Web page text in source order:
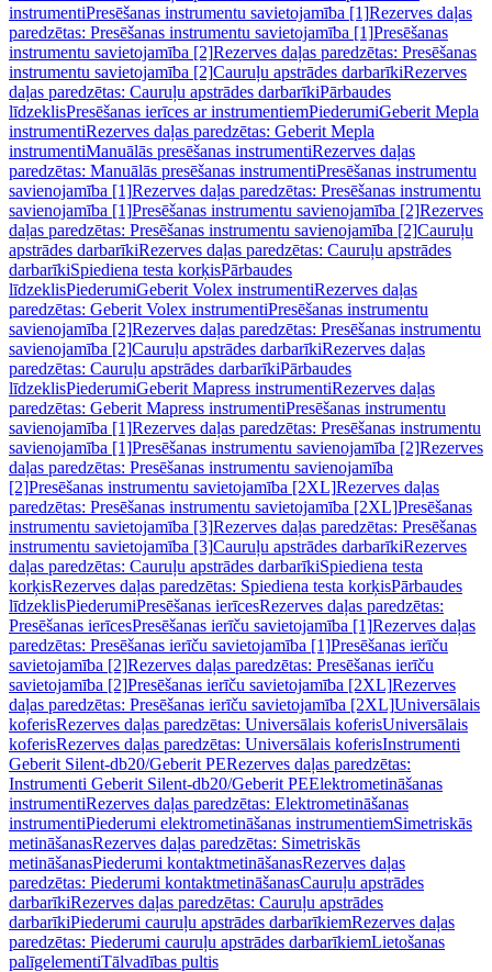
instrumentiPresēšanas instrumentu savietojamība [1]Rezerves daļas
paredzētas: Presēšanas instrumentu savietojamība [1]Presēšanas
instrumentu savietojamība [2]Rezerves daļas paredzētas: Presēšanas
instrumentu savietojamība [2]Cauruļu apstrādes darbarīkiRezerves
daļas paredzētas: Cauruļu apstrādes darbarīkiPārbaudes
līdzeklisPresēšanas ierīces ar instrumentiemPiederumiGeberit Mepla
instrumentiRezerves daļas paredzētas: Geberit Mepla
instrumentiManuālās presēšanas instrumentiRezerves daļas
paredzētas: Manuālās presēšanas instrumentiPresēšanas instrumentu
savienojamība [1]Rezerves daļas paredzētas: Presēšanas instrumentu
savienojamība [1]Presēšanas instrumentu savienojamība [2]Rezerves
daļas paredzētas: Presēšanas instrumentu savienojamība [2]Cauruļu
apstrādes darbarīkiRezerves daļas paredzētas: Cauruļu apstrādes
darbarīkiSpiediena testa korķisPārbaudes
līdzeklisPiederumiGeberit Volex instrumentiRezerves daļas
paredzētas: Geberit Volex instrumentiPresēšanas instrumentu
savienojamība [2]Rezerves daļas paredzētas: Presēšanas instrumentu
savienojamība [2]Cauruļu apstrādes darbarīkiRezerves daļas
paredzētas: Cauruļu apstrādes darbarīkiPārbaudes
līdzeklisPiederumiGeberit Mapress instrumentiRezerves daļas
paredzētas: Geberit Mapress instrumentiPresēšanas instrumentu
savienojamība [1]Rezerves daļas paredzētas: Presēšanas instrumentu
savienojamība [1]Presēšanas instrumentu savienojamība [2]Rezerves
daļas paredzētas: Presēšanas instrumentu savienojamība
[2]Presēšanas instrumentu savietojamība [2XL]Rezerves daļas
paredzētas: Presēšanas instrumentu savietojamība [2XL]Presēšanas
instrumentu savietojamība [3]Rezerves daļas paredzētas: Presēšanas
instrumentu savietojamība [3]Cauruļu apstrādes darbarīkiRezerves
daļas paredzētas: Cauruļu apstrādes darbarīkiSpiediena testa
korķisRezerves daļas paredzētas: Spiediena testa korķisPārbaudes
līdzeklisPiederumiPresēšanas ierīcesRezerves daļas paredzētas:
Presēšanas ierīcesPresēšanas ierīču savietojamība [1]Rezerves daļas
paredzētas: Presēšanas ierīču savietojamība [1]Presēšanas ierīču
savietojamība [2]Rezerves daļas paredzētas: Presēšanas ierīču
savietojamība [2]Presēšanas ierīču savietojamība [2XL]Rezerves
daļas paredzētas: Presēšanas ierīču savietojamība [2XL]Universālais
koferisRezerves daļas paredzētas: Universālais koferisUniversālais
koferisRezerves daļas paredzētas: Universālais koferisInstrumenti
Geberit Silent-db20/Geberit PERezerves daļas paredzētas:
Instrumenti Geberit Silent-db20/Geberit PEElektrometināšanas
instrumentiRezerves daļas paredzētas: Elektrometināšanas
instrumentiPiederumi elektrometināšanas instrumentiemSimetriskās
metināšanasRezerves daļas paredzētas: Simetriskās
metināšanasPiederumi kontaktmetināšanasRezerves daļas
paredzētas: Piederumi kontaktmetināšanasCauruļu apstrādes
darbarīkiRezerves daļas paredzētas: Cauruļu apstrādes
darbarīkiPiederumi cauruļu apstrādes darbarīkiemRezerves daļas
paredzētas: Piederumi cauruļu apstrādes darbarīkiemLietošanas
palīgelementiTālvadības pultis